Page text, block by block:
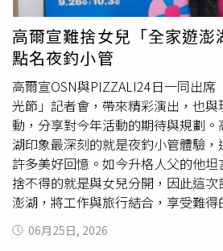
高爾宣難捨女兒「全家遊
點名夜釣小管
高爾宣OSN與PIZZALI24日一同出席
光節」記者會，帶來精彩演出，也
動，分享對今年活動的期待與規劃
湖印象最深刻的就是夜釣小管體驗
許多美好回憶。如今升格人父的他
捨不得的就是與女兒分開，因此這
澎湖，將工作與旅行結合，享受難
美食，高爾宣更是如數家珍，直呼
鮮 及澎湖特色XO醬料理。身為鐵人
06月25日, 2026